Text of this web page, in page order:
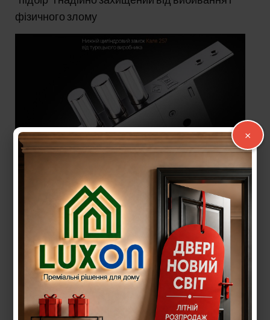
фізичного злому
Чотири антизріза
На відміну від інших сегментів, в сегменті
COTTAGE встановлено відразу 4 антизрізи,
завдяки яким витягнути дверне полотно з
×